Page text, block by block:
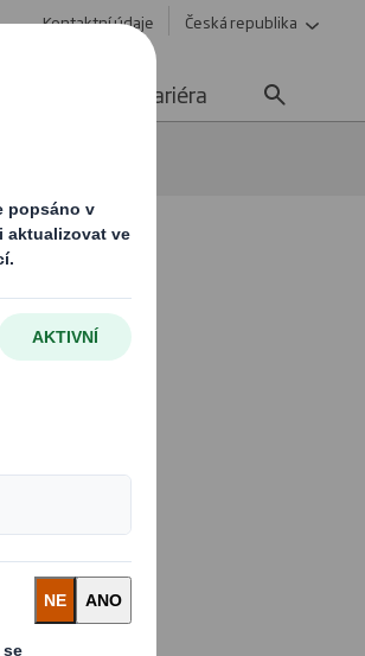
Kontaktní údaje Česká republika
Kariéra